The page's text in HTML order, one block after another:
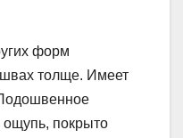
форм
толще. Имеет
ощупь, покрыто